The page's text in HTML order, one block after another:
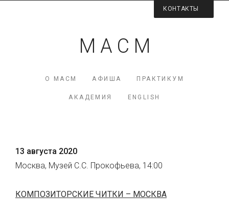
КОНТАКТЫ
М А С М
О МАСМ АФИША ПРАКТИКУМ
АКАДЕМИЯ ENGLISH
13 августа 2020
Москва, Музей С.С. Прокофьева, 14:00
КОМПОЗИТОРСКИЕ ЧИТКИ – МОСКВА